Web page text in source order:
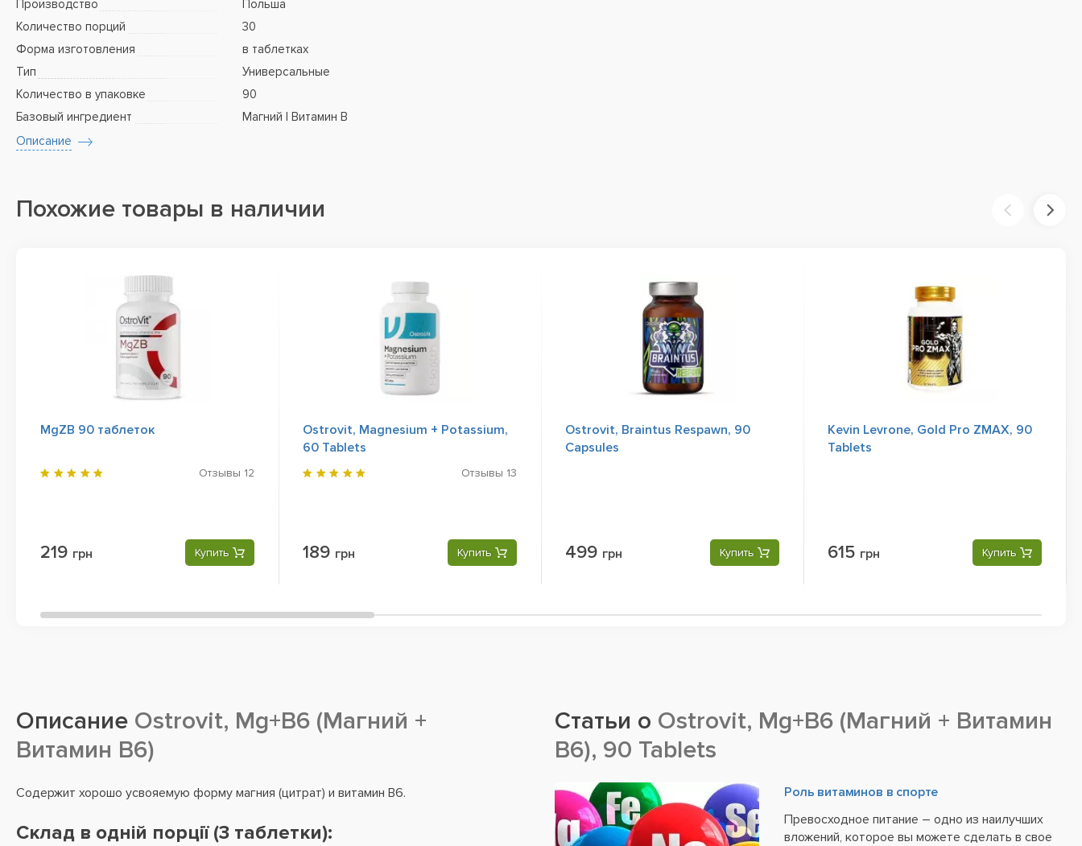
Производство
Польша
Количество порций
30
Форма изготовления
в таблетках
Тип
Универсальные
Количество в упаковке
90
Базовый ингредиент
Магний | Витамин B
Описание
Похожие товары в наличии
MgZB 90 таблеток
Отзывы 12
219 грн Купить
Ostrovit, Magnesium + Potassium,
60 Tablets
Отзывы 13
189 грн Купить
Ostrovit, Braintus Respawn, 90
Capsules
499 грн Купить
Kevin Levrone, Gold Pro ZMAX, 90
Tablets
615 грн Купить
Описание Ostrovit, Mg+B6 (Магний +
Витамин B6)
Содержит хорошо усвояемую форму магния (цитрат) и витамин B6.
Склад в одній порції (3 таблетки):
Статьи о Ostrovit, Mg+B6 (Магний + Витамин
B6), 90 Tablets
Роль витаминов в спорте
Превосходное питание – одно из наилучших
вложений, которое вы можете сделать в свое